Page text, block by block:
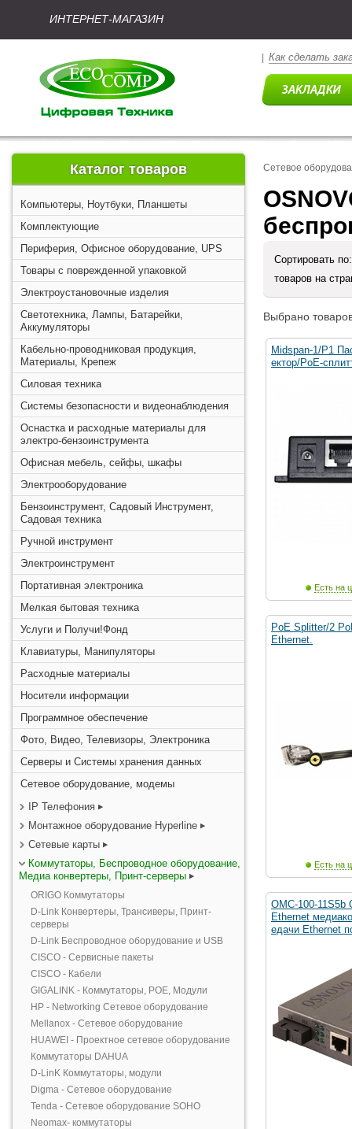
ИНТЕРНЕТ-МАГАЗИН
Как сделать
Каталог товаров
Компьютеры, Ноутбуки, Планшеты
Комплектующие
Периферия, Офисное оборудование, UPS
Товары с поврежденной упаковкой
Электроустановочные изделия
Светотехника, Лампы, Батарейки,
Аккумуляторы
Кабельно-проводниковая продукция,
Материалы, Крепеж
Силовая техника
Системы безопасности и видеонаблюдения
Оснастка и расходные материалы для
электро-бензоинструмента
Офисная мебель, сейфы, шкафы
Электрооборудование
Бензоинструмент, Садовый Инструмент,
Садовая техника
Ручной инструмент
Электроинструмент
Портативная электроника
Мелкая бытовая техника
Услуги и Получи!Фонд
Клавиатуры, Манипуляторы
Расходные материалы
Носители информации
Программное обеспечение
Фото, Видео, Телевизоры, Электроника
Серверы и Системы хранения данных
Сетевое оборудование, модемы
IP Телефония
Монтажное оборудование Hyperline
Сетевые карты
Коммутаторы, Беспроводное оборудование,
Медиа конвертеры, Принт-серверы
ORIGO Коммутаторы
D-Link Конвертеры, Трансиверы, Принт-
серверы
D-Link Беспроводное оборудование и USB
CISCO - Сервисные пакеты
CISCO - Кабели
GIGALINK - Коммутаторы, POE, Модули
HP - Networking Сетевое оборудование
Mellanox - Сетевое оборудование
HUAWEI - Проектное сетевое оборудование
Коммутаторы DAHUA
D-LinK Коммутаторы, модули
Digma - Сетевое оборудование
Tenda - Сетевое оборудование SOHO
Neomax- коммутаторы
Сетевое
Сортировать
товаров на
Выбрано
Midspan-1/P1
ектор/PoE-
Есть на
PoE Splitter/2
Ethernet.
Есть на
OMC-100-11S5b
Ethernet
едачи Ethernet